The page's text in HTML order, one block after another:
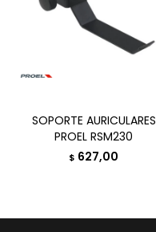
SOPORTE AURICULARES
PROEL RSM230
$ 627,00